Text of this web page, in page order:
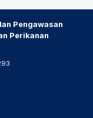
Pengawasan
Perikanan